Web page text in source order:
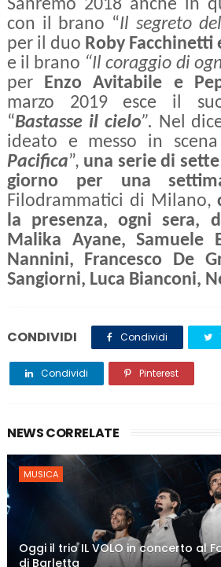
Sanremo 2018 anche in
con il brano “Il segreto
per il duo Roby Facchinetti
e il brano “Il coraggio di
per
Enzo Avitabile e
marzo 2019 esce il
“Bastasse il cielo”. Nel
ideato e messo in
Pacifica”, una serie di
giorno per una
Filodrammatici di Milano,
la presenza, ogni sera,
Malika Ayane, Samuele
Nannini, Francesco De
Sangiorni, Luca Bianconi,
CONDIVIDI Condividi
Condividi Pinterest
NEWS CORRELATE
MUSICA
Oggi il trio IL VOLO in concerto al
di Barletta